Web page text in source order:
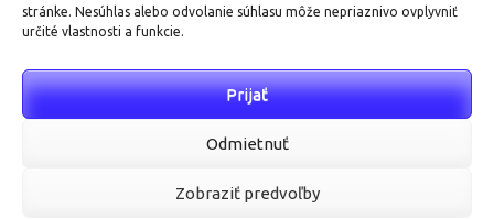
stránke. Nesúhlas alebo odvolanie súhlasu môže nepriaznivo ovplyvniť
určité vlastnosti a funkcie.
Prijať
Odmietnuť
Zobraziť predvoľby
email:3d@kkweb.sk
Najnovšie komentáre